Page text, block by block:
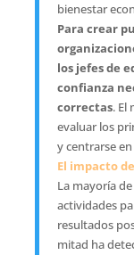
bienestar
Para crear
los jefes de
confianza
correctas. El
evaluar los
y centrarse
El impacto
La mayoría
actividades
resultados
mitad ha